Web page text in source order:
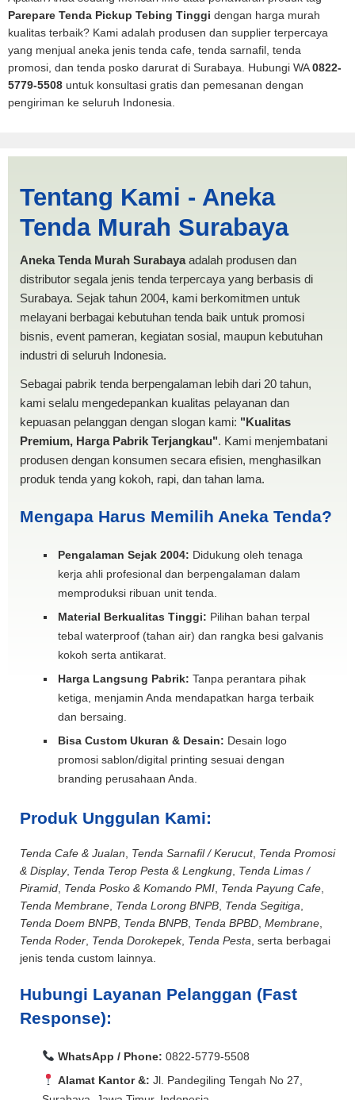
Parepare Tenda Pickup Tebing Tinggi dengan harga murah
kualitas terbaik? Kami adalah produsen dan supplier terpercaya
yang menjual aneka jenis tenda cafe, tenda sarnafil, tenda
promosi, dan tenda posko darurat di Surabaya. Hubungi WA0822-
5779-5508 untuk konsultasi gratis dan pemesanan dengan
pengiriman ke seluruh Indonesia.
Tebing Tinggi | PRODUKSI
ANEKA TENDA MURAH
Tentang Kami - Aneka
Tenda Murah Surabaya
Aneka Tenda Murah Surabayaadalah produsen dan
distributor segala jenis tenda terpercaya yang berbasis di
Surabaya. Sejak tahun 2004, kami berkomitmen untuk
melayani berbagai kebutuhan tenda baik untuk promosi
bisnis, event pameran, kegiatan sosial, maupun kebutuhan
industri di seluruh Indonesia.
Sebagai pabrik tenda berpengalaman lebih dari 20 tahun,
kami selalu mengedepankan kualitas pelayanan dan
kepuasan pelanggan dengan slogan kami: "Kualitas
Premium, Harga Pabrik Terjangkau". Kami menjembatani
produsen dengan konsumen secara efisien, menghasilkan
produk tenda yang kokoh, rapi, dan tahan lama.
Mengapa Harus Memilih Aneka Tenda?
Pengalaman Sejak 2004: Didukung oleh tenaga
kerja ahli profesional dan berpengalaman dalam
memproduksi ribuan unit tenda.
Material Berkualitas Tinggi: Pilihan bahan terpal
tebal waterproof (tahan air) dan rangka besi galvanis
kokoh serta antikarat.
Harga Langsung Pabrik: Tanpa perantara pihak
ketiga, menjamin Anda mendapatkan harga terbaik
dan bersaing.
Bisa Custom Ukuran & Desain: Desain logo
promosi sablon/digital printing sesuai dengan
branding perusahaan Anda.
Produk Unggulan Kami:
Tenda Cafe & Jualan Tenda Sarnafil / Kerucut, Tenda Promosi
& Display, Tenda Terop Pesta & Lengkung Tenda Limas /
Piramid Tenda Posko & Komando PMI Tenda Payung Cafe
Tenda Membrane Tenda Lorong BNPB Tenda Segitiga
Tenda Doem BNPB Tenda BNPB Tenda BPBD Membrane
Tenda Roder Tenda Dorokepek, Tenda Pesta , serta berbagai
jenis tenda custom lainnya.
Hubungi Layanan Pelanggan (Fast
Response):
WhatsApp / Phone: 0822-5779-5508
Alamat Kantor &: Jl. Pandegiling Tengah No 27,